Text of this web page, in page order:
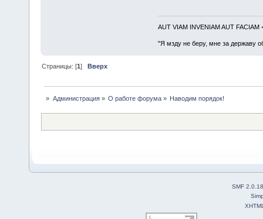
AUT VIAM INVENIAM AUT FACIAM
"Я мзду не беру, мне за державу
Страницы: [1]Вверх
» Администрация» О работе форума» Наводим порядок!
SMF 2.0.18